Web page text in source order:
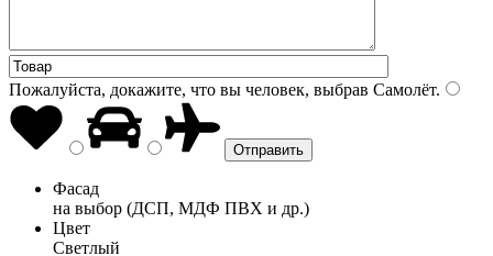
Пожалуйста, докажите, что вы человек, выбрав Самолёт.
Фасад
на выбор (ДСП, МДФ ПВХ и др.)
Цвет
Светлый